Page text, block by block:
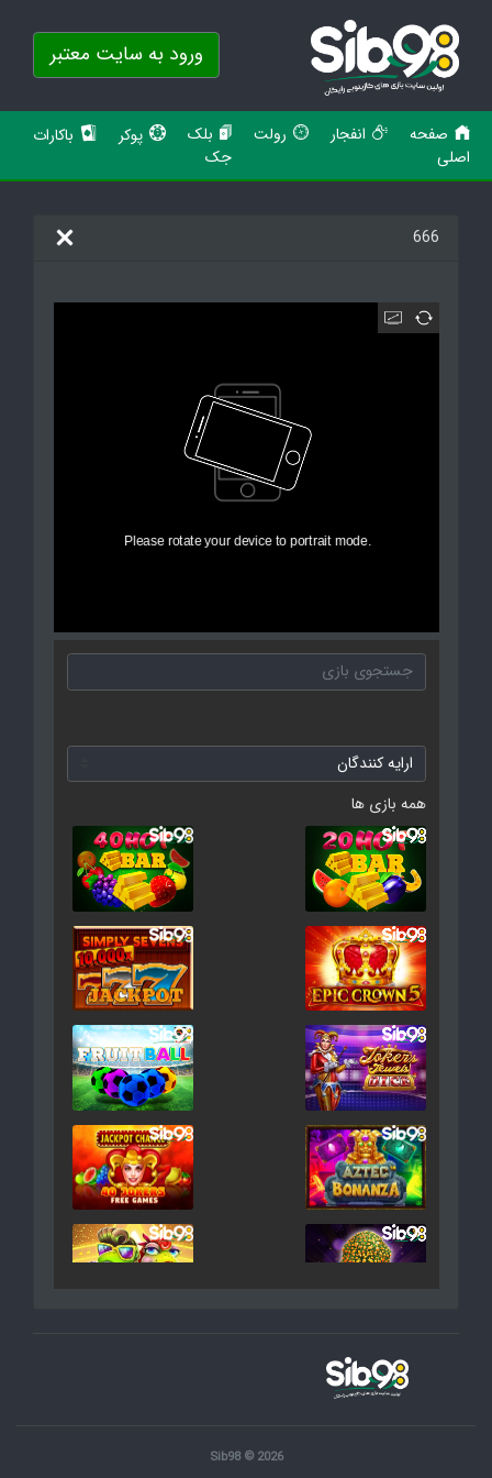
ورود به سایت معتبر
صفحه
اصلی
انفجار رولت
بلک
جک
پوکر باکارات
666
همه بازی ها
Sib98 © 2026